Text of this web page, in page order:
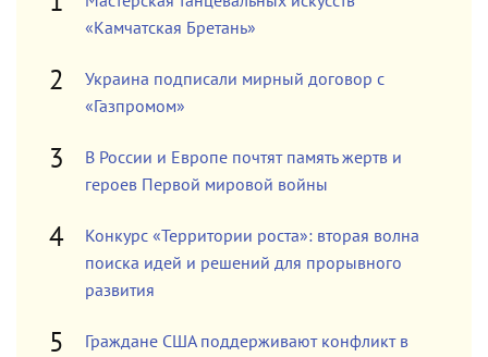
«Камчатская Бретань»
Украина подписали мирный договор с
«Газпромом»
В России и Европе почтят память жертв и
героев Первой мировой войны
Конкурс «Территории роста»: вторая волна
поиска идей и решений для прорывного
развития
Граждане США поддерживают конфликт в